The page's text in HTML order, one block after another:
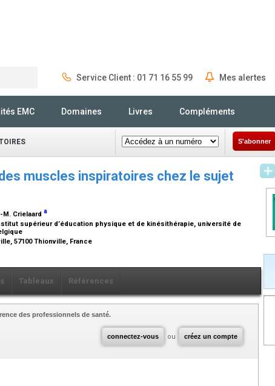
Service Client : 01 71 16 55 99 Mes alertes
EMC Domaines Livres Compléments
S'abonner
muscles inspiratoires chez le sujet
M. Crielaard a
supérieur d’éducation physique et de kinésithérapie, université de
57100 Thionville, France
Tableaux Références
connectez-vous ou créez un compte
des professionnels de santé.